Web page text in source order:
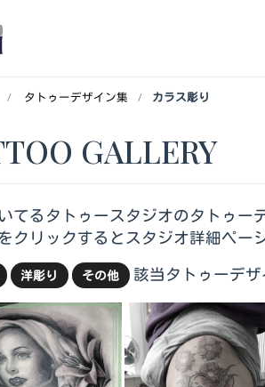
タトゥーデザイン集 カラス彫り
GALLERY
てるタトゥースタジオのタトゥー
クリックするとスタジオ詳細ペー
洋彫り その他 該当タトゥーデザ